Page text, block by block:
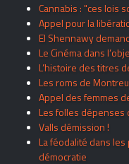
Cannabis : "ces lois
Appel pour la
El Shennawy
Le Cinéma dans
L’histoire des titres
Les roms de
Appel des femmes
Les folles dépenses
Valls démission !
La féodalité dans
démocratie